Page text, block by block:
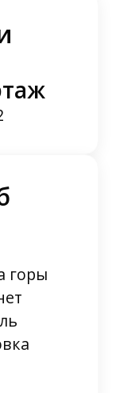
горы